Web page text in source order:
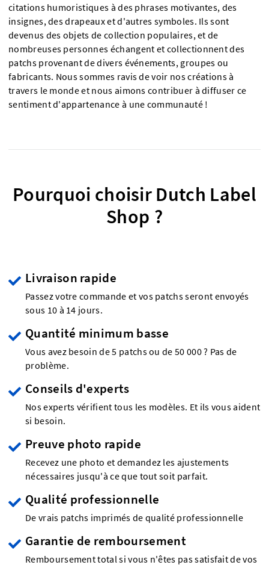
citations humoristiques à des phrases motivantes, des
insignes, des drapeaux et d'autres symboles. Ils sont
devenus des objets de collection populaires, et de
nombreuses personnes échangent et collectionnent des
patchs provenant de divers événements, groupes ou
fabricants. Nous sommes ravis de voir nos créations à
travers le monde et nous aimons contribuer à diffuser ce
sentiment d'appartenance à une communauté !
Pourquoi choisir Dutch Label
Shop ?
Livraison rapide
Passez votre commande et vos patchs seront envoyés
sous 10 à 14 jours.
Quantité minimum basse
Vous avez besoin de 5 patchs ou de 50 000 ? Pas de
problème.
Conseils d'experts
Nos experts vérifient tous les modèles. Et ils vous aident
si besoin.
Preuve photo rapide
Recevez une photo et demandez les ajustements
nécessaires jusqu'à ce que tout soit parfait.
Qualité professionnelle
De vrais patchs imprimés de qualité professionnelle
Garantie de remboursement
Remboursement total si vous n'êtes pas satisfait de vos